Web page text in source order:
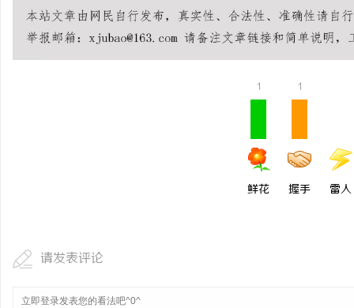
1
鲜花
1
握手 雷人
请发表评论
武汉配眼镜 上海配眼镜